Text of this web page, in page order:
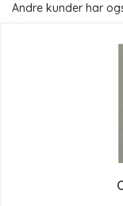
Andre kunder har